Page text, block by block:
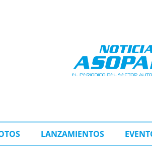
LANZAMIENTOS